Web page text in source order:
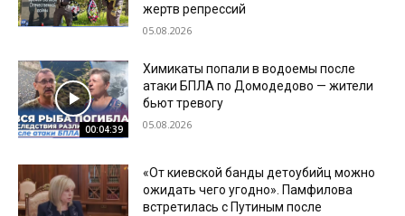
жертв репрессий
05.08.2026
00:04:39
Химикаты попали в водоемы после
атаки БПЛА по Домодедово — жители
бьют тревогу
05.08.2026
«От киевской банды детоубийц можно
ожидать чего угодно». Памфилова
встретилась с Путиным после